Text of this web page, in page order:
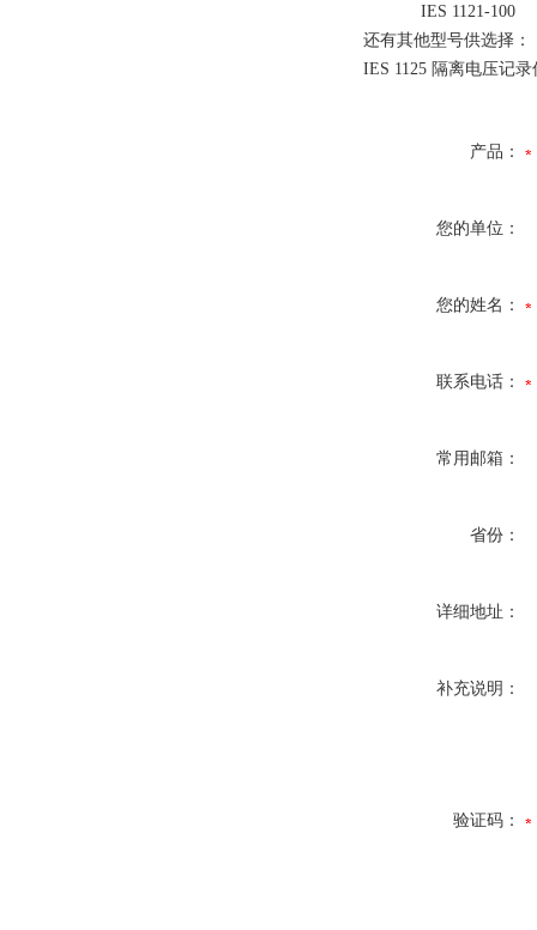
IES 1121-100
还有其他型号供选择：
IES 1125 隔离电压记
产品：
您的单位：
您的姓名：
联系电话：
常用邮箱：
省份：
详细地址：
补充说明：
验证码：